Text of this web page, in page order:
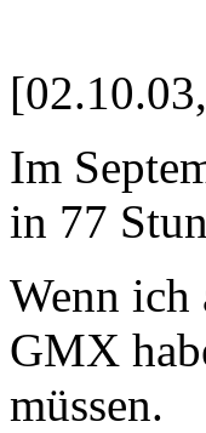
Im
in 77
Wenn ich
GMX
müssen.